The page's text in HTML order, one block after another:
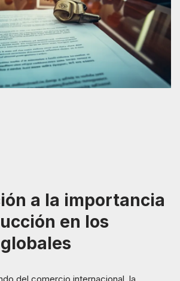
a la importancia
en los
del comercio internacional, la